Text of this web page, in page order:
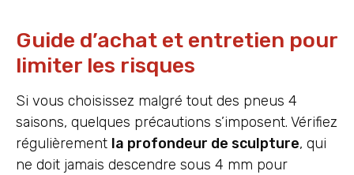
Guide d’achat et entretien pour
limiter les risques
Si vous choisissez malgré tout des pneus 4
saisons, quelques précautions s’imposent. Vérifiez
régulièrement la profondeur de sculpture, qui
ne doit jamais descendre sous 4 mm pour